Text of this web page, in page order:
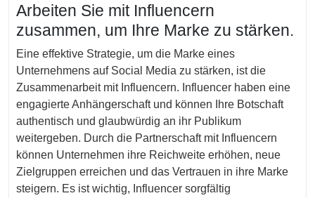
Arbeiten Sie mit Influencern
zusammen, um Ihre Marke zu stärken.
Eine effektive Strategie, um die Marke eines
Unternehmens auf Social Media zu stärken, ist die
Zusammenarbeit mit Influencern. Influencer haben eine
engagierte Anhängerschaft und können Ihre Botschaft
authentisch und glaubwürdig an ihr Publikum
weitergeben. Durch die Partnerschaft mit Influencern
können Unternehmen ihre Reichweite erhöhen, neue
Zielgruppen erreichen und das Vertrauen in ihre Marke
steigern. Es ist wichtig, Influencer sorgfältig